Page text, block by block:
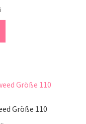
Größe 110